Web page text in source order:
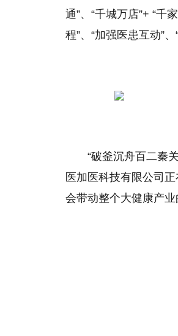
通”、“千城万店”+ “千
程”、“加强医患互动”
“破釜沉舟百二秦
医加医科技有限公司
会带动整个大健康产业